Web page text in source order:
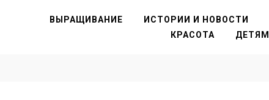
ВЫРАЩИВАНИЕ ИСТОРИИ И НОВОСТИ
КРАСОТА
ДЕТЯМ